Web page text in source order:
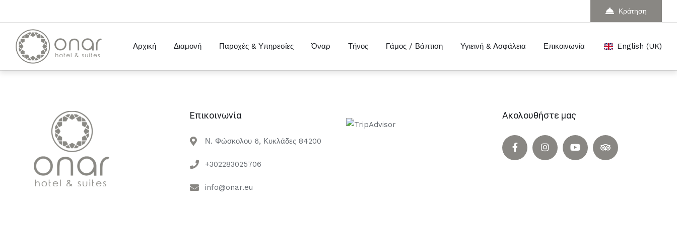
Κράτηση
Αρχική Διαμονή Παροχές & Υπηρεσίες Όναρ Τήνος Γάμος / Βάπτιση Υγιεινή & Ασφάλεια Επικοινωνία English (UK)
Επικοινωνία
Ν. Φώσκολου 6, Κυκλάδες 84200
+302283025706
info@onar.eu
Ακολουθήστε μας